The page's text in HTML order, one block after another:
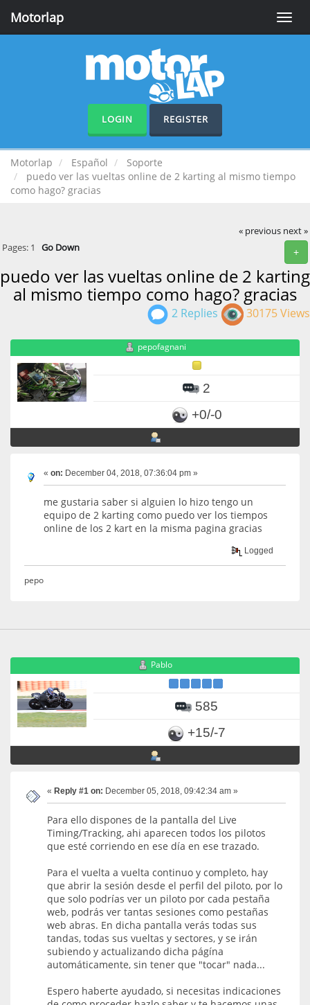
Toggle
Motorlap
LOGIN REGISTER
Motorlap Español
Soporte
puedo ver las vueltas online de 2 karting al mismo tiempo
como hago? gracias
« previous next »
+
Pages: 1 Go Down
puedo ver las vueltas online de 2 karting
al mismo tiempo como hago? gracias
2 Replies 30175 Views
pepofagnani
2
+0/-0
« on: December 04, 2018, 07:36:04 pm »
me gustaria saber si alguien lo hizo tengo un
equipo de 2 karting como puedo ver los tiempos
online de los 2 kart en la misma pagina gracias
Logged
pepo
Pablo
585
+15/-7
« Reply #1 on: December 05, 2018, 09:42:34 am »
Para ello dispones de la pantalla del Live
Timing/Tracking, ahi aparecen todos los pilotos
que esté corriendo en ese día en ese trazado.
Para el vuelta a vuelta continuo y completo, hay
que abrir la sesión desde el perfil del piloto, por lo
que solo podrías ver un piloto por cada pestaña
web, podrás ver tantas sesiones como pestañas
web abras. En dicha pantalla verás todas sus
tandas, todas sus vueltas y sectores, y se irán
subiendo y actualizando dicha págína
automáticamente, sin tener que "tocar" nada...
Espero haberte ayudado, si necesitas indicaciones